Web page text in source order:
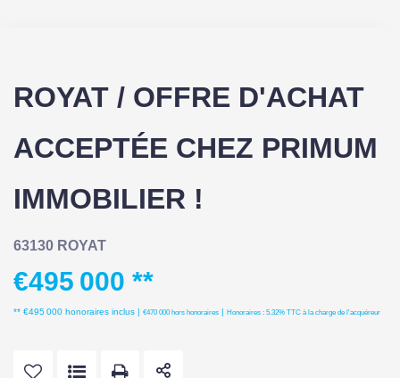
ROYAT / OFFRE D'ACHAT
ACCEPTÉE CHEZ PRIMUM
IMMOBILIER !
63130 ROYAT
€495 000 **
** €495 000 honoraires inclus | €470 000 hors honoraires | Honoraires : 5.32% TTC à la charge de l'acquéreur